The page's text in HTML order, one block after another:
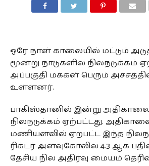
ஒரே நாள் காலையில் மட்டும்
மூன்று நாடுகளில் நிலநடுக்கம்
அப்பகுதி மக்கள் பெரும்
உள்ளனர்.
பாகிஸ்தானில் இன்று அதிகாலை
நிலநடுக்கம் ஏற்பட்டது.
மணியளவில் ஏற்பட்ட இந்த
ரிக்டர் அளவுகோலில் 4.3 ஆக
தேசிய நில அதிர்வு மையம்